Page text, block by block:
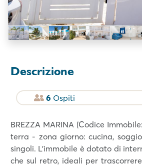
Descrizione
6 Ospiti
BREZZA MARINA (Codice
terra - zona giorno: cucina,
singoli. L’immobile è dotato di
che sul retro, ideali per